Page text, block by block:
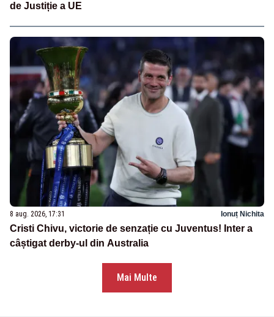
de Justiție a UE
8 aug. 2026, 17:31 Ionuț Nichita
Cristi Chivu, victorie de senzație cu Juventus! Inter a
câștigat derby-ul din Australia
Mai Multe